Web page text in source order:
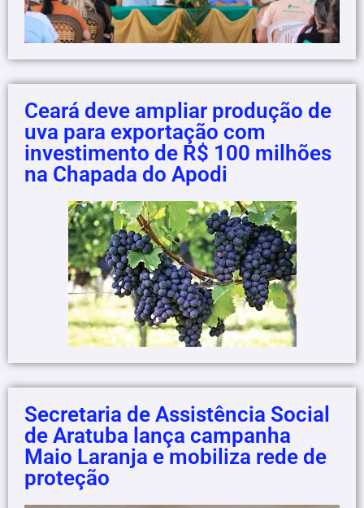
Ceará deve ampliar produção de
uva para exportação com
investimento de R$ 100 milhões
na Chapada do Apodi
Secretaria de Assistência Social
de Aratuba lança campanha
Maio Laranja e mobiliza rede de
proteção